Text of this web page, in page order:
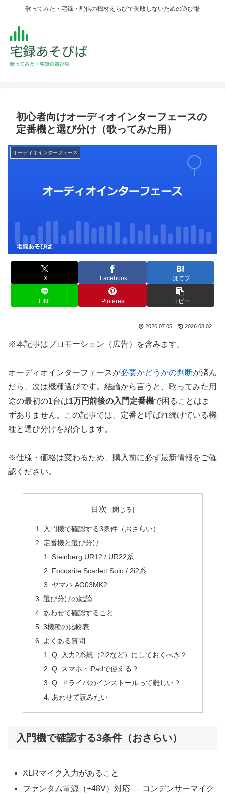
歌ってみた・宅録・配信の機材えらびで失敗しないための遊び場
初心者向けオーディオインターフェースの
定番機と選び分け（歌ってみた用）
オーディオインターフェース
X Facebook はてブ
LINE Pinterest コピー
2026.07.05 2026.08.02
※本記事はプロモーション（広告）を含みます。
オーディオインターフェースが必要かどうかの判断が済ん
だら、次は機種選びです。結論から言うと、歌ってみた用
途の最初の1台は1万円前後の入門定番機で困ることはま
ずありません。この記事では、定番と呼ばれ続けている機
種と選び分けを紹介します。
※仕様・価格は変わるため、購入前に必ず最新情報をご確
認ください。
目次
入門機で確認する3条件（おさらい）
定番機と選び分け
Steinberg UR12 / UR22系
Focusrite Scarlett Solo / 2i2系
ヤマハ AG03MK2
選び分けの結論
あわせて確認すること
3機種の比較表
よくある質問
Q. 入力2系統（2i2など）にしておくべき？
Q. スマホ・iPadで使える？
Q. ドライバのインストールって難しい？
あわせて読みたい
入門機で確認する3条件（おさらい）
XLRマイク入力があること
ファンタム電源（+48V）対応 — コンデンサーマイク